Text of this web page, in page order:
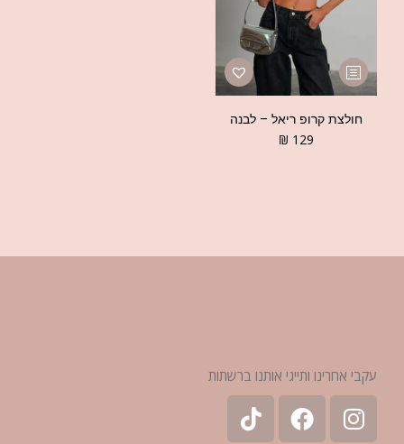
חולצת קרופ ריאל – לבנה
₪ 129
עקבי אחרינו ותייגי אותנו ברשתות